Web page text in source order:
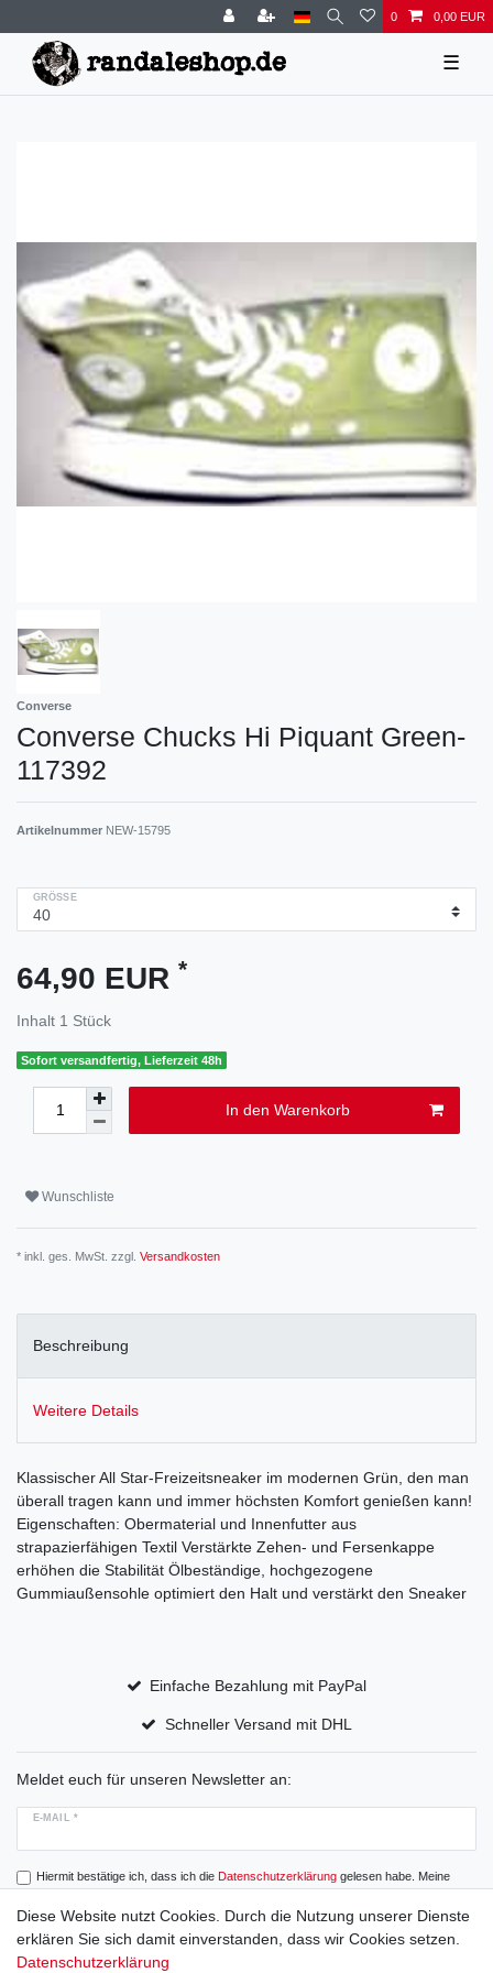
0 0,00 EUR
☰
Converse
Converse Chucks Hi Piquant Green-
117392
Artikelnummer NEW-15795
GRÖSSE
64,90 EUR *
Inhalt 1 Stück
Sofort versandfertig, Lieferzeit 48h
In den Warenkorb
Wunschliste
* inkl. ges. MwSt. zzgl. Versandkosten
Beschreibung
Weitere Details
Klassischer All Star-Freizeitsneaker im modernen Grün, den man
überall tragen kann und immer höchsten Komfort genießen kann!
Eigenschaften: Obermaterial und Innenfutter aus
strapazierfähigen Textil Verstärkte Zehen- und Fersenkappe
erhöhen die Stabilität Ölbeständige, hochgezogene
Gummiaußensohle optimiert den Halt und verstärkt den Sneaker
Einfache Bezahlung mit PayPal
Schneller Versand mit DHL
Meldet euch für unseren Newsletter an:
E-MAIL *
Hiermit bestätige ich, dass ich die Daten­schutz­erklärunggelesen habe. Meine
Einwilligung kann ich jederzeit widerrufen.
Abonnieren
Diese Website nutzt Cookies. Durch die Nutzung unserer Dienste
erklären Sie sich damit einverstanden, dass wir Cookies setzen.
Datenschutzerklärung